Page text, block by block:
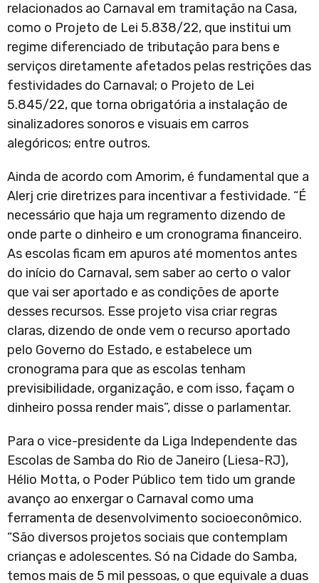
relacionados ao Carnaval em tramitação na Casa,
como o Projeto de Lei 5.838/22, que institui um
regime diferenciado de tributação para bens e
serviços diretamente afetados pelas restrições das
festividades do Carnaval; o Projeto de Lei
5.845/22, que torna obrigatória a instalação de
sinalizadores sonoros e visuais em carros
alegóricos; entre outros.
Ainda de acordo com Amorim, é fundamental que a
Alerj crie diretrizes para incentivar a festividade. “É
necessário que haja um regramento dizendo de
onde parte o dinheiro e um cronograma financeiro.
As escolas ficam em apuros até momentos antes
do início do Carnaval, sem saber ao certo o valor
que vai ser aportado e as condições de aporte
desses recursos. Esse projeto visa criar regras
claras, dizendo de onde vem o recurso aportado
pelo Governo do Estado, e estabelece um
cronograma para que as escolas tenham
previsibilidade, organização, e com isso, façam o
dinheiro possa render mais”, disse o parlamentar.
Para o vice-presidente da Liga Independente das
Escolas de Samba do Rio de Janeiro (Liesa-RJ),
Hélio Motta, o Poder Público tem tido um grande
avanço ao enxergar o Carnaval como uma
ferramenta de desenvolvimento socioeconômico.
“São diversos projetos sociais que contemplam
crianças e adolescentes. Só na Cidade do Samba,
temos mais de 5 mil pessoas, o que equivale a duas